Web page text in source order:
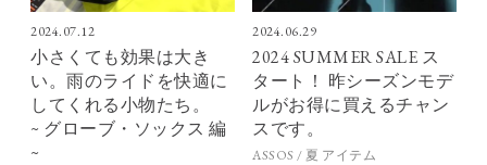
2024.07.12
小さくても効果は大き
い。雨のライドを快適に
してくれる小物たち。
~ グローブ・ソックス 編
~
2024.06.29
2024 SUMMER SALE ス
タート！ 昨シーズンモデ
ルがお得に買えるチャン
スです。
ASSOS / 夏 アイテム